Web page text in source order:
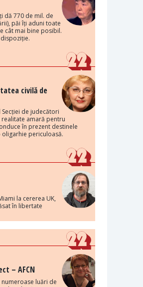
dă 770 de mil. de
păi îți aduni toate
cât mai bine posibil.
civilă de
de judecători
realitate amară pentru
în prezent destinele
periculoasă.
la cererea UK,
în libertate
– AFCN
numeroase luări de